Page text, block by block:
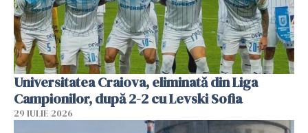
Universitatea Craiova, eliminată din Liga
Campionilor, după 2-2 cu Levski Sofia
29 IULIE 2026